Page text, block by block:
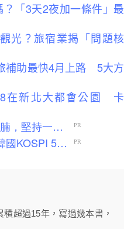
「3天2夜加一條件」最
光？旅宿業揭「問題核
補助最快4月上路 5大方
在新北大都會公園 卡
超過15年，寫過幾本書，